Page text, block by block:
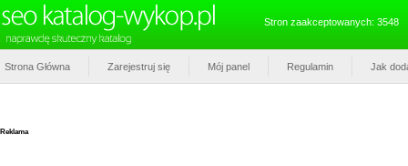
Stron zaakceptowanych: 3548
Strona Główna Zarejestruj się Mój panel Regulamin Jak
Reklama